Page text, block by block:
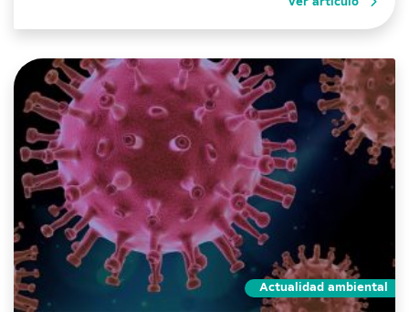
ambiental de la Universidad de Valparaíso y abogado de
[…]
Ver artículo
Actualidad ambiental